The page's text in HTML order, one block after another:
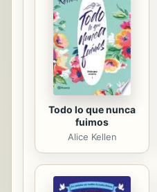
jurídica
y cinco
derecho
jurídica
reflexiones
Todo lo que nunca
fuimos
Alice Kellen